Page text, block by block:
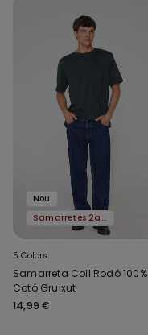
Nou
Samarretes 2a al -50%
5 Colors
Samarreta Coll Rodó 100%
Cotó Gruixut
14,99 €